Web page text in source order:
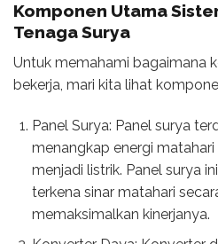
Komponen Utama
Tenaga Surya
Untuk memahami bagaimana
bekerja, mari kita lihat
Panel Surya: Panel surya
menangkap energi
menjadi listrik. Panel surya
terkena sinar matahari
memaksimalkan kinerjanya.